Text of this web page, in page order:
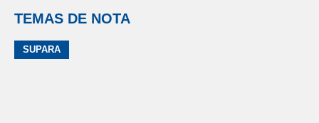
TEMAS DE NOTA
SUPARA